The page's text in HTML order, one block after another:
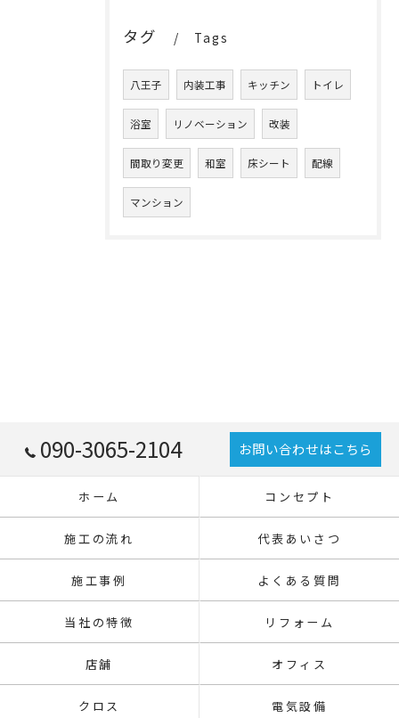
タグ Tags
八王子 内装工事 キッチン トイレ
浴室 リノベーション 改装
間取り変更 和室 床シート 配線
マンション
090-3065-2104 お問い合わせはこちら
ホーム コンセプト
施工の流れ 代表あいさつ
施工事例 よくある質問
当社の特徴 リフォーム
店舗 オフィス
クロス 電気設備